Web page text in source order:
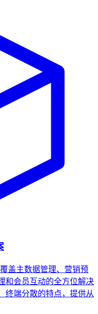
盖主数据管理、营销预
和会员互动的全方位解决
终端分散的特点，提供从